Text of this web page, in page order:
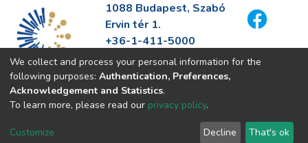
1088 Budapest, Szabó
Ervin tér 1.
+36-1-411-5000
info@fszek.hu
https://fszek.hu
We collect and process your personal information for the
following purposes: Authentication, Preferences,
Acknowledgement and Statistics.
To learn more, please read our privacy policy.
Customize Decline That's ok